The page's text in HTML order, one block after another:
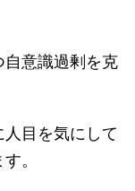
意識過剰を克
目を気にして
。